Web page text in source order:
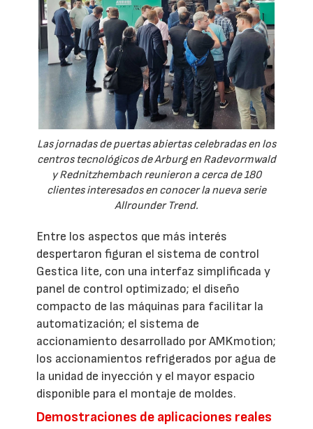
Las jornadas de puertas abiertas celebradas en los
centros tecnológicos de Arburg en Radevormwald
y Rednitzhembach reunieron a cerca de 180
clientes interesados en conocer la nueva serie
Allrounder Trend.
Entre los aspectos que más interés
despertaron figuran el sistema de control
Gestica lite, con una interfaz simplificada y
panel de control optimizado; el diseño
compacto de las máquinas para facilitar la
automatización; el sistema de
accionamiento desarrollado por AMKmotion;
los accionamientos refrigerados por agua de
la unidad de inyección y el mayor espacio
disponible para el montaje de moldes.
Demostraciones de aplicaciones reales